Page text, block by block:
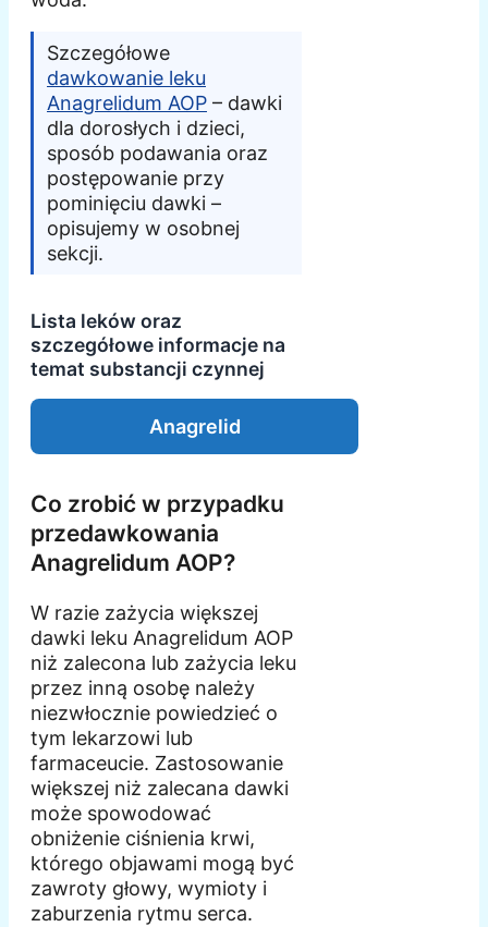
Szczegółowe
dawkowanie leku
Anagrelidum AOP – dawki
dla dorosłych i dzieci,
sposób podawania oraz
postępowanie przy
pominięciu dawki –
opisujemy w osobnej
sekcji.
Lista leków oraz
szczegółowe informacje na
temat substancji czynnej
Anagrelid
Co zrobić w przypadku
przedawkowania
Anagrelidum AOP?
W razie zażycia większej
dawki leku Anagrelidum AOP
niż zalecona lub zażycia leku
przez inną osobę należy
niezwłocznie powiedzieć o
tym lekarzowi lub
farmaceucie. Zastosowanie
większej niż zalecana dawki
może spowodować
obniżenie ciśnienia krwi,
którego objawami mogą być
zawroty głowy, wymioty i
zaburzenia rytmu serca.